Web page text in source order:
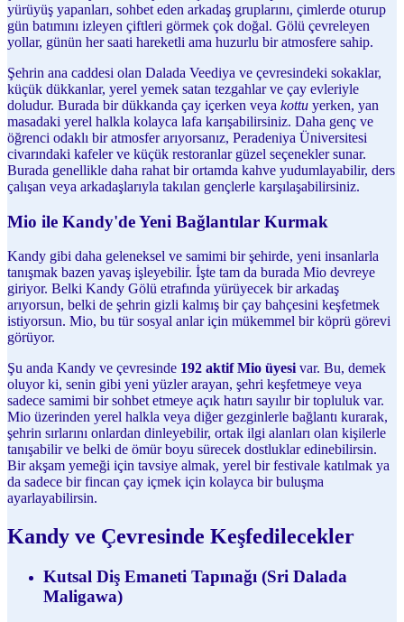
yürüyüş yapanları, sohbet eden arkadaş gruplarını, çimlerde oturup
gün batımını izleyen çiftleri görmek çok doğal. Gölü çevreleyen
yollar, günün her saati hareketli ama huzurlu bir atmosfere sahip.
Şehrin ana caddesi olan Dalada Veediya ve çevresindeki sokaklar,
küçük dükkanlar, yerel yemek satan tezgahlar ve çay evleriyle
doludur. Burada bir dükkanda çay içerken veya kottu yerken, yan
masadaki yerel halkla kolayca lafa karışabilirsiniz. Daha genç ve
öğrenci odaklı bir atmosfer arıyorsanız, Peradeniya Üniversitesi
civarındaki kafeler ve küçük restoranlar güzel seçenekler sunar.
Burada genellikle daha rahat bir ortamda kahve yudumlayabilir, ders
çalışan veya arkadaşlarıyla takılan gençlerle karşılaşabilirsiniz.
Mio ile Kandy'de Yeni Bağlantılar Kurmak
Kandy gibi daha geleneksel ve samimi bir şehirde, yeni insanlarla
tanışmak bazen yavaş işleyebilir. İşte tam da burada Mio devreye
giriyor. Belki Kandy Gölü etrafında yürüyecek bir arkadaş
arıyorsun, belki de şehrin gizli kalmış bir çay bahçesini keşfetmek
istiyorsun. Mio, bu tür sosyal anlar için mükemmel bir köprü görevi
görüyor.
Şu anda Kandy ve çevresinde 192 aktif Mio üyesi var. Bu, demek
oluyor ki, senin gibi yeni yüzler arayan, şehri keşfetmeye veya
sadece samimi bir sohbet etmeye açık hatırı sayılır bir topluluk var.
Mio üzerinden yerel halkla veya diğer gezginlerle bağlantı kurarak,
şehrin sırlarını onlardan dinleyebilir, ortak ilgi alanları olan kişilerle
tanışabilir ve belki de ömür boyu sürecek dostluklar edinebilirsin.
Bir akşam yemeği için tavsiye almak, yerel bir festivale katılmak ya
da sadece bir fincan çay içmek için kolayca bir buluşma
ayarlayabilirsin.
Kandy ve Çevresinde Keşfedilecekler
Kutsal Diş Emaneti Tapınağı (Sri Dalada
Maligawa)